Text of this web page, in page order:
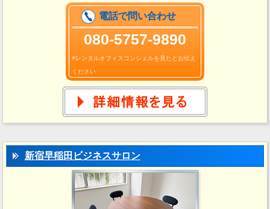
電話で問い合わせ
080-5757-9890
※レンタルオフィスコンシェルを見たとお伝え
ください
新宿早稲田ビジネスサロン